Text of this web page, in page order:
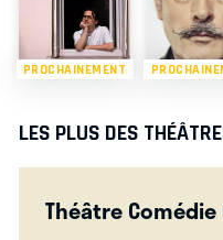
PROCHAINEMENT
LES PLUS DES
Théâtre Comédie